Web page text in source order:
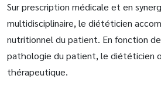
Sur prescription médicale et en
multidisciplinaire, le diététicien
nutritionnel du patient. En fonction
pathologie du patient, le diététicien
thérapeutique.